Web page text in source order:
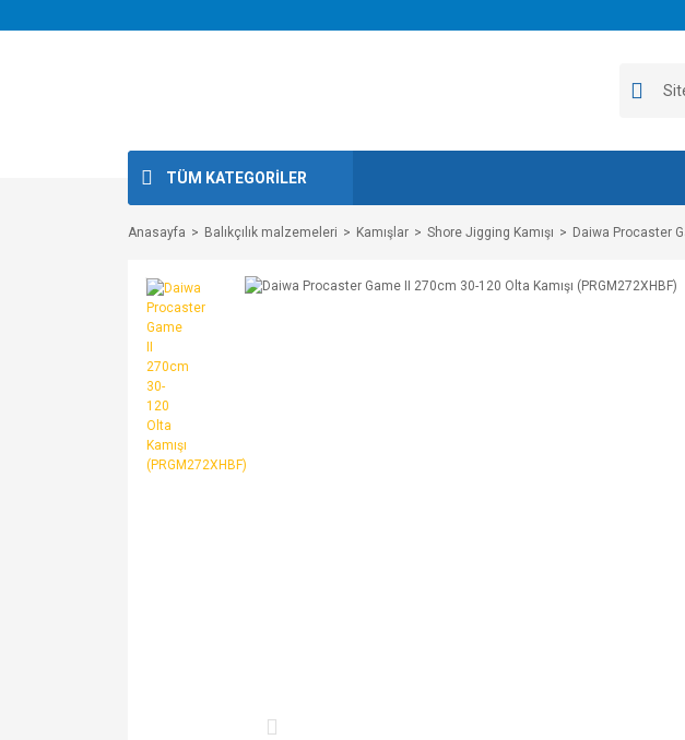
TÜM KATEGORİLER
Anasayfa Balıkçılık malzemeleri Kamışlar Shore Jigging Kamışı Daiwa Procaster